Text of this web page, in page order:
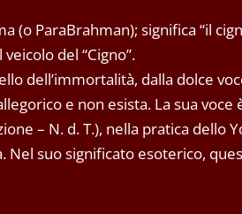
(o ParaBrahman); significa “il
del “Cigno”.
dell’immortalità, dalla dolce
e non esista. La sua voce
– N. d. T.), nella pratica dello
suo significato esoterico,